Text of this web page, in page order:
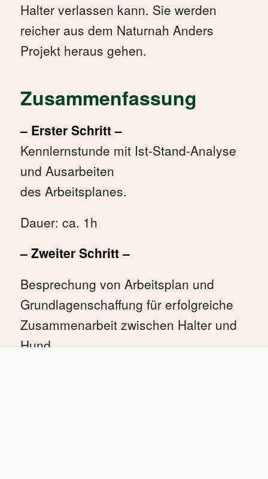
Halter verlassen kann. Sie werden
reicher aus dem Naturnah Anders
Projekt heraus gehen.
Zusammenfassung
– Erster Schritt –
Kennlernstunde mit Ist-Stand-Analyse
und Ausarbeiten
des Arbeitsplanes.
Dauer: ca. 1h
– Zweiter Schritt –
Besprechung von Arbeitsplan und
Grundlagenschaffung für erfolgreiche
Zusammenarbeit zwischen Halter und
Hund.